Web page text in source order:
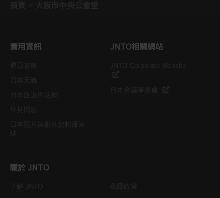
實用資訊 JNTO相關網站
關於 JNTO